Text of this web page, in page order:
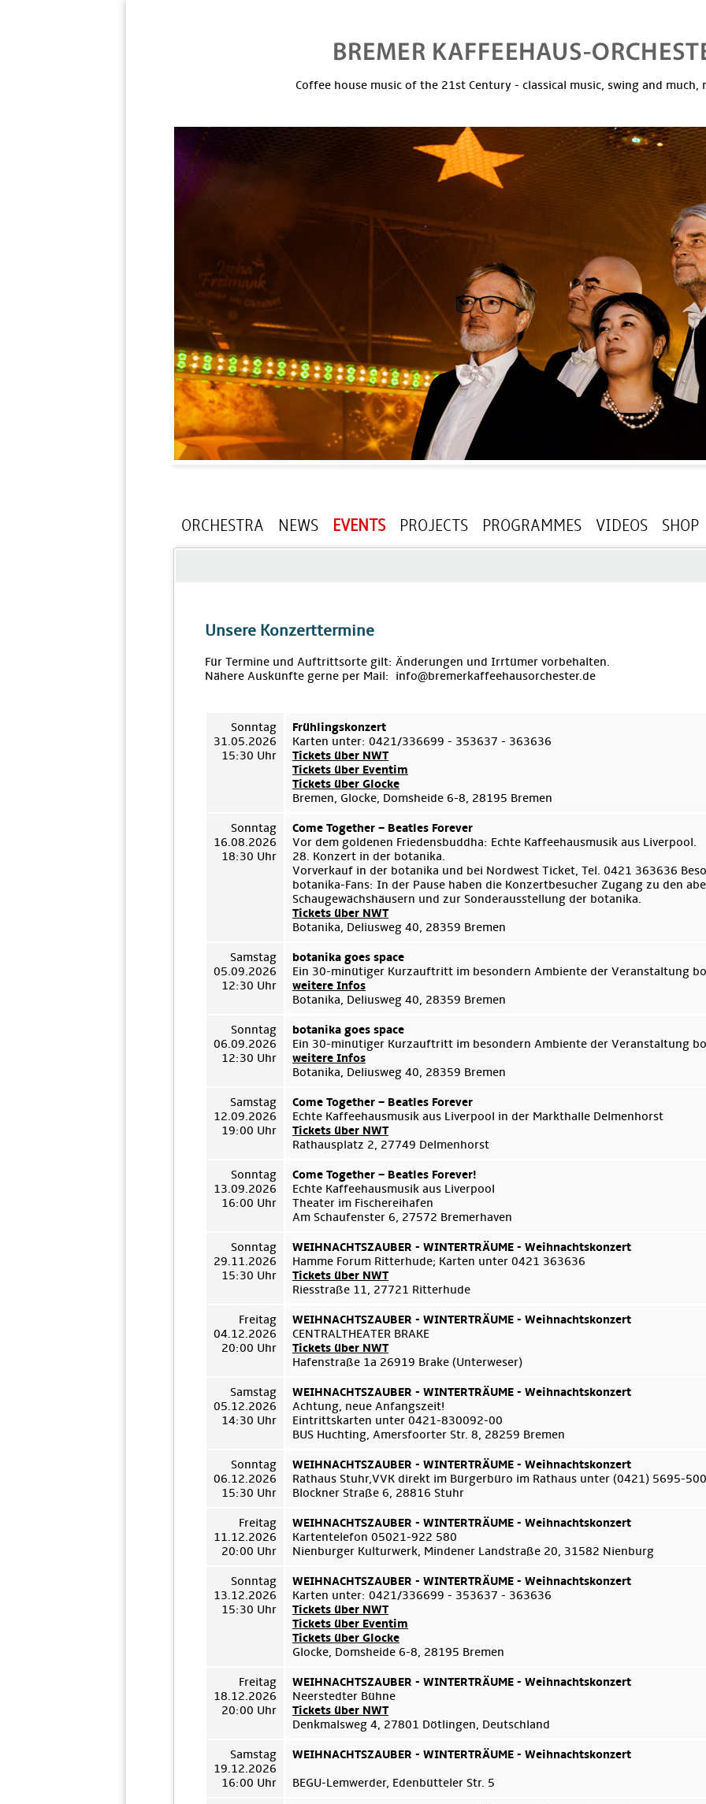
Coffee house music of the 21st Century - classical music, swing and much,
ORCHESTRA NEWS EVENTS PROJECTS PROGRAMMES VIDEOS SHOP
Unsere Konzerttermine
Für Termine und Auftrittsorte gilt: Änderungen und Irrtümer vorbehalten.
Nähere Auskünfte gerne per Mail: info@bremerkaffeehausorchester.de
Sonntag
31.05.2026
15:30 Uhr
Frühlingskonzert
Karten unter: 0421/336699 - 353637 - 363636
Tickets über NWT
Tickets über Eventim
Tickets über Glocke
Bremen, Glocke, Domsheide 6-8, 28195 Bremen
Sonntag
16.08.2026
18:30 Uhr
Come Together – Beatles Forever
Vor dem goldenen Friedensbuddha: Echte Kaffeehausmusik aus Liverpool.
28. Konzert in der botanika.
Vorverkauf in der botanika und bei Nordwest Ticket, Tel. 0421 363636
botanika-Fans: In der Pause haben die Konzertbesucher Zugang zu den
Schaugewächshäusern und zur Sonderausstellung der botanika.
Tickets über NWT
Botanika, Deliusweg 40, 28359 Bremen
Samstag
05.09.2026
12:30 Uhr
botanika goes space
Ein 30-minütiger Kurzauftritt im besondern Ambiente der Veranstaltung
weitere Infos
Botanika, Deliusweg 40, 28359 Bremen
Sonntag
06.09.2026
12:30 Uhr
botanika goes space
Ein 30-minütiger Kurzauftritt im besondern Ambiente der Veranstaltung
weitere Infos
Botanika, Deliusweg 40, 28359 Bremen
Samstag
12.09.2026
19:00 Uhr
Come Together – Beatles Forever
Echte Kaffeehausmusik aus Liverpool in der Markthalle Delmenhorst
Tickets über NWT
Rathausplatz 2, 27749 Delmenhorst
Sonntag
13.09.2026
16:00 Uhr
Come Together – Beatles Forever!
Echte Kaffeehausmusik aus Liverpool
Theater im Fischereihafen
Am Schaufenster 6, 27572 Bremerhaven
Sonntag
29.11.2026
15:30 Uhr
WEIHNACHTSZAUBER - WINTERTRÄUME - Weihnachtskonzert
Hamme Forum Ritterhude; Karten unter 0421 363636
Tickets über NWT
Riesstraße 11, 27721 Ritterhude
Freitag
04.12.2026
20:00 Uhr
WEIHNACHTSZAUBER - WINTERTRÄUME - Weihnachtskonzert
CENTRALTHEATER BRAKE
Tickets über NWT
Hafenstraße 1a 26919 Brake (Unterweser)
Samstag
05.12.2026
14:30 Uhr
WEIHNACHTSZAUBER - WINTERTRÄUME - Weihnachtskonzert
Achtung, neue Anfangszeit!
Eintrittskarten unter 0421-830092-00
BUS Huchting, Amersfoorter Str. 8, 28259 Bremen
Sonntag
06.12.2026
15:30 Uhr
WEIHNACHTSZAUBER - WINTERTRÄUME - Weihnachtskonzert
Rathaus Stuhr,VVK direkt im Bürgerbüro im Rathaus unter (0421) 5695-500
Blockner Straße 6, 28816 Stuhr
Freitag
11.12.2026
20:00 Uhr
WEIHNACHTSZAUBER - WINTERTRÄUME - Weihnachtskonzert
Kartentelefon 05021-922 580
Nienburger Kulturwerk, Mindener Landstraße 20, 31582 Nienburg
Sonntag
13.12.2026
15:30 Uhr
WEIHNACHTSZAUBER - WINTERTRÄUME - Weihnachtskonzert
Karten unter: 0421/336699 - 353637 - 363636
Tickets über NWT
Tickets über Eventim
Tickets über Glocke
Glocke, Domsheide 6-8, 28195 Bremen
Freitag
18.12.2026
20:00 Uhr
WEIHNACHTSZAUBER - WINTERTRÄUME - Weihnachtskonzert
Neerstedter Bühne
Tickets über NWT
Denkmalsweg 4, 27801 Dötlingen, Deutschland
Samstag
19.12.2026
16:00 Uhr
WEIHNACHTSZAUBER - WINTERTRÄUME - Weihnachtskonzert
BEGU-Lemwerder, Edenbütteler Str. 5